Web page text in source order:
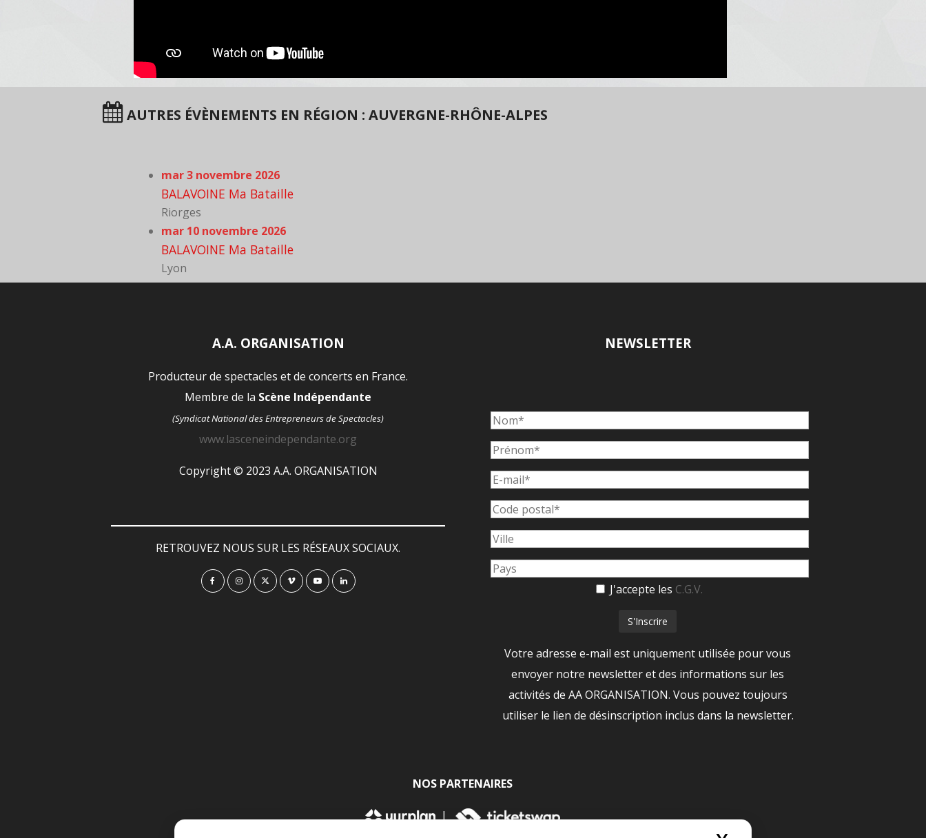
AUTRES ÉVÈNEMENTS EN RÉGION : AUVERGNE-RHÔNE-ALPES
mar 3 novembre 2026
BALAVOINE Ma Bataille
Riorges
mar 10 novembre 2026
BALAVOINE Ma Bataille
Lyon
A.A. ORGANISATION
Producteur de spectacles et de concerts en France.
Membre de la Scène Indépendante
(Syndicat National des Entrepreneurs de Spectacles)
www.lasceneindependante.org
Copyright © 2023 A.A. ORGANISATION
RETROUVEZ NOUS SUR LES RÉSEAUX SOCIAUX.
NEWSLETTER
J'accepte les C.G.V.
Votre adresse e-mail est uniquement utilisée pour vous
envoyer notre newsletter et des informations sur les
activités de AA ORGANISATION. Vous pouvez toujours
utiliser le lien de désinscription inclus dans la newsletter.
NOS PARTENAIRES
|